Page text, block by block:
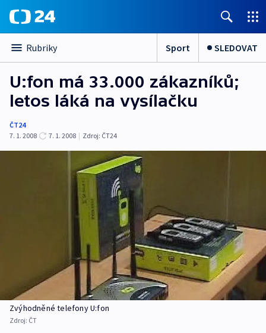
Rubriky Sport SLEDOVAT
U:fon má 33.000 zákazníků;
letos láká na vysílačku
ČT24
7. 1. 2008
7. 1. 2008 | Zdroj: ČT24
Zvýhodněné telefony U:fon
Zdroj: ČT